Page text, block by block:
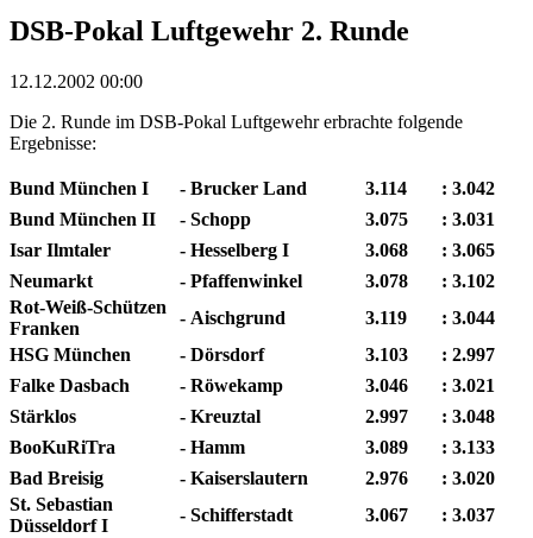
DSB-Pokal Luftgewehr 2. Runde
12.12.2002 00:00
Die 2. Runde im DSB-Pokal Luftgewehr erbrachte folgende
Ergebnisse:
Bund München I - Brucker Land 3.114 : 3.042
Bund München II
- Schopp 3.075 : 3.031
Isar Ilmtaler
- Hesselberg I 3.068 : 3.065
Neumarkt
- Pfaffenwinkel 3.078 : 3.102
Rot-Weiß-Schützen
Franken
- Aischgrund 3.119 : 3.044
HSG München
- Dörsdorf 3.103 : 2.997
Falke Dasbach
- Röwekamp 3.046 : 3.021
Stärklos
- Kreuztal 2.997 : 3.048
BooKuRiTra
- Hamm 3.089 : 3.133
Bad Breisig
- Kaiserslautern 2.976 : 3.020
St. Sebastian
Düsseldorf I
- Schifferstadt 3.067 : 3.037